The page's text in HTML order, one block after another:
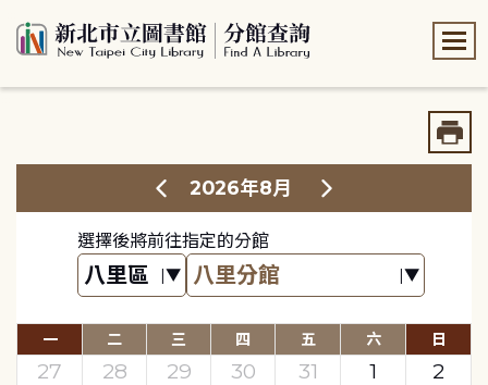
2026年8月
選擇後將前往指定的分館
一 二 三 四 五 六 日
27 28 29 30 31 1
2